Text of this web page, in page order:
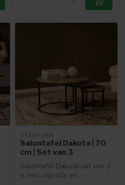
STARFURN
Salontafel Dakota | 70
cm | Set van 3
Salontafel Dakota set van 3
is een stijlvolle en